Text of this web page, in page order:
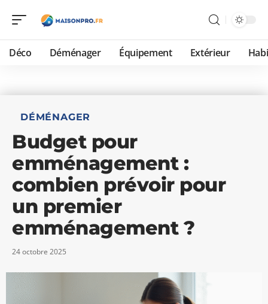
Déco Déménager Équipement Extérieur
DÉMÉNAGER
Budget pour
emménagement :
combien prévoir pour
un premier
emménagement ?
24 octobre 2025